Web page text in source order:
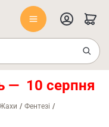
— 10 серпня
/ Фентезі /